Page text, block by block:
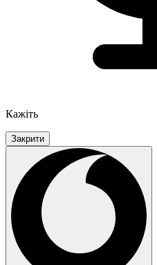
Кажіть
Закрити